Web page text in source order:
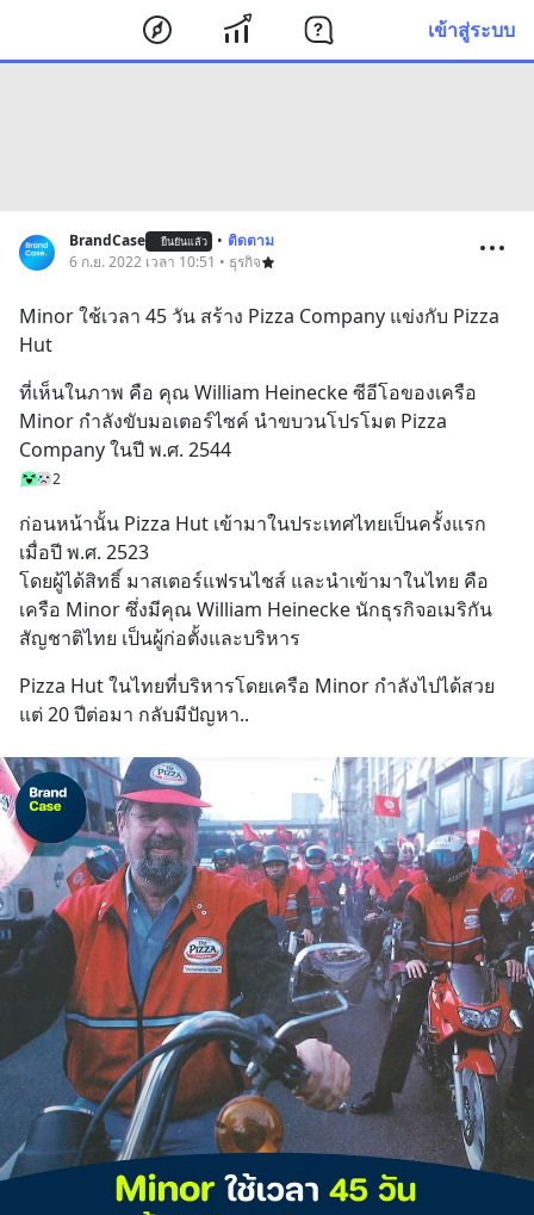
เข้าสู่ระบบ
BrandCase ยืนยันแล้ว • ติดตาม
6 ก.ย. 2022 เวลา 10:51 • ธุรกิจ
Minor ใช้เวลา 45 วัน สร้าง Pizza Company แข่งกับ Pizza
Hut
ที่เห็นในภาพ คือ คุณ William Heinecke ซีอีโอของเครือ
Minor กำลังขับมอเตอร์ไซค์ นำขบวนโปรโมต Pizza
Company ในปี พ.ศ. 2544
2
ก่อนหน้านั้น Pizza Hut เข้ามาในประเทศไทยเป็นครั้งแรก
เมื่อปี พ.ศ. 2523
โดยผู้ได้สิทธิ์ มาสเตอร์แฟรนไชส์ และนำเข้ามาในไทย คือ
เครือ Minor ซึ่งมีคุณ William Heinecke นักธุรกิจอเมริกัน
สัญชาติไทย เป็นผู้ก่อตั้งและบริหาร
Pizza Hut ในไทยที่บริหารโดยเครือ Minor กำลังไปได้สวย
แต่ 20 ปีต่อมา กลับมีปัญหา..